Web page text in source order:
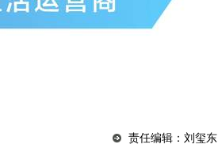
责任编辑：刘玺东